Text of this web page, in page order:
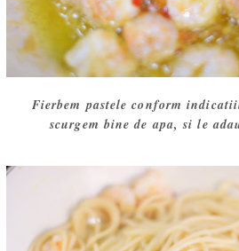
Fierbem pastele conform
scurgem bine de apa, si le